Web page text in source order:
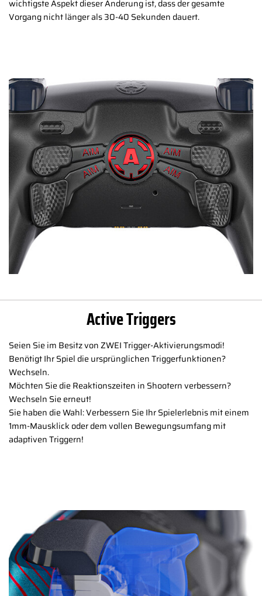
wichtigste Aspekt dieser Änderung ist, dass der gesamte
Vorgang nicht länger als 30-40 Sekunden dauert.
Active Triggers
Seien Sie im Besitz von ZWEI Trigger-Aktivierungsmodi!
Benötigt Ihr Spiel die ursprünglichen Triggerfunktionen?
Wechseln.
Möchten Sie die Reaktionszeiten in Shootern verbessern?
Wechseln Sie erneut!
Sie haben die Wahl: Verbessern Sie Ihr Spielerlebnis mit einem
1mm-Mausklick oder dem vollen Bewegungsumfang mit
adaptiven Triggern!